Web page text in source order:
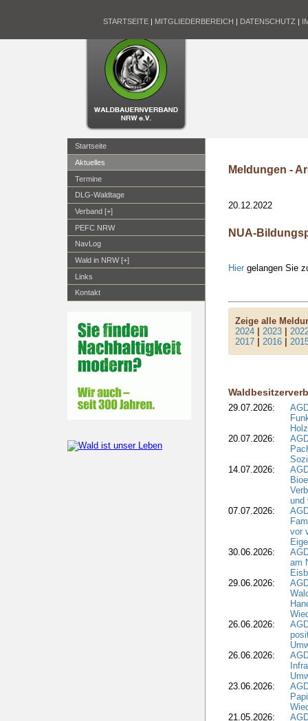
STARTSEITE | MITGLIEDERBEREICH | DATENSCHUTZ |
Startseite
Aktuelles
Termine
DLG-Waldtage
Verband [+]
PEFC NRW
NavLog
Wald in NRW [+]
Links
Kontakt
Meldungen -
20.12.2022
NUA-
Hier gelangen Sie
Zeige alle
2024 |2023 |
2017 |2016 |
29.07.2026:
20.07.2026:
14.07.2026:
und
07.07.2026:
vor
30.06.2026:
am
29.06.2026:
26.06.2026:
26.06.2026:
23.06.2026:
21.05.2026: